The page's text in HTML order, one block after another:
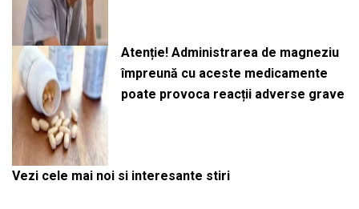
Atenție! Administrarea de magneziu
împreună cu aceste medicamente
poate provoca reacții adverse grave
Vezi cele mai noi si interesante stiri